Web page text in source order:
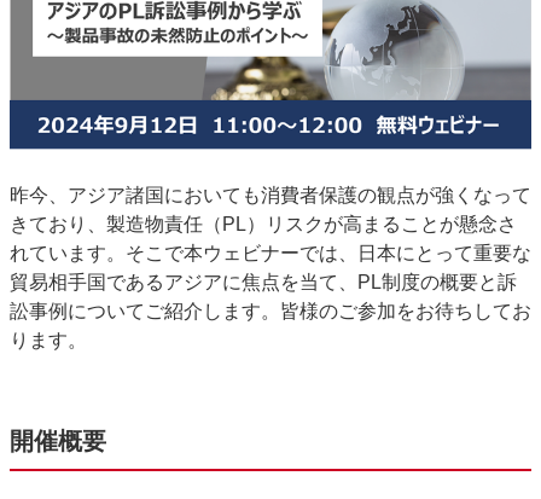
昨今、アジア諸国においても消費者保護の観点が強くなって
きており、製造物責任（PL）リスクが高まることが懸念さ
れています。そこで本ウェビナーでは、日本にとって重要な
貿易相手国であるアジアに焦点を当て、PL制度の概要と訴
訟事例についてご紹介します。皆様のご参加をお待ちしてお
ります。
開催概要